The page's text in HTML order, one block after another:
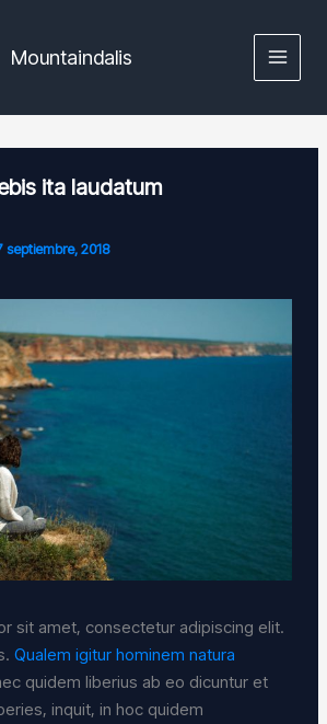
Mountaindalis
MENU
ita laudatum
septiembre, 2018
sit amet, consectetur adipiscing elit.
Qualem igitur hominem natura
quidem liberius ab eo dicuntur et
inquit, in hoc quidem